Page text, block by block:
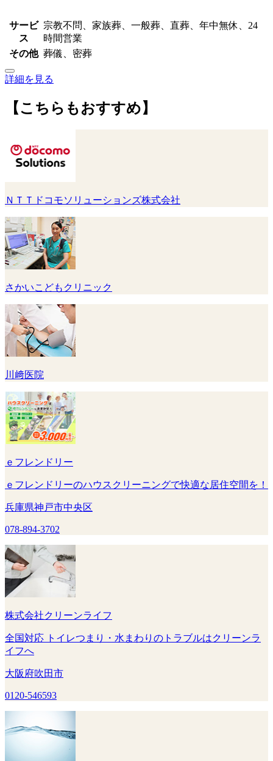
サービ
ス
宗教不問、家族葬、一般葬、直葬、年中無休、24
時間営業
その他 葬儀、密葬
詳細を見る
【こちらもおすすめ】
ＮＴＴドコモソリューションズ株式会社
さかいこどもクリニック
川﨑医院
ｅフレンドリー
ｅフレンドリーのハウスクリーニングで快適な居住空間を！
兵庫県神戸市中央区
078-894-3702
株式会社クリーンライフ
全国対応 トイレつまり・水まわりのトラブルはクリーンラ
イフへ
大阪府吹田市
0120-546593